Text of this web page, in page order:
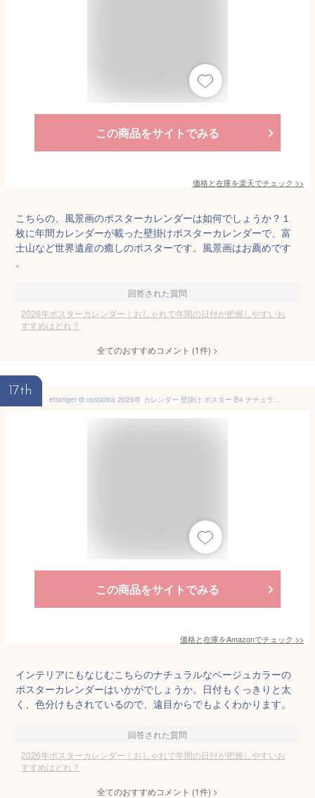
この商品をサイトでみる
価格と在庫を楽天でチェック >>
こちらの、風景画のポスターカレンダーは如何でしょうか？１
枚に年間カレンダーが載った壁掛けポスターカレンダーで、富
士山など世界遺産の癒しのポスターです。風景画はお薦めです
。
回答された質問
2026年ポスターカレンダー｜おしゃれで年間の日付が把握しやすいお
すすめはどれ？
全てのおすすめコメント (1件) >
17th
etranger di costarica 2026年 カレンダー 壁掛け ポスター B4 ナチュラル 257×364mm CLP-B4-03 EDC4925
この商品をサイトでみる
価格と在庫をAmazonでチェック >>
インテリアにもなじむこちらのナチュラルなベージュカラーの
ポスターカレンダーはいかがでしょうか。日付もくっきりと太
く、色分けもされているので、遠目からでもよくわかります。
回答された質問
2026年ポスターカレンダー｜おしゃれで年間の日付が把握しやすいお
すすめはどれ？
全てのおすすめコメント (1件) >